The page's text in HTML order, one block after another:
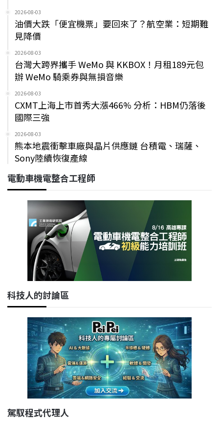
2026-08-03
油價大跌「便宜機票」要回來了？航空業：短期難
見降價
2026-08-03
台灣大跨界攜手 WeMo 與 KKBOX！月租189元包
辦 WeMo 騎乘券與無損音樂
2026-08-03
CXMT上海上市首秀大漲466% 分析：HBM仍落後
國際三強
2026-08-03
熊本地震衝擊車廠與晶片供應鏈 台積電、瑞薩、
Sony陸續恢復產線
電動車機電整合工程師
科技人的討論區
駕馭程式代理人